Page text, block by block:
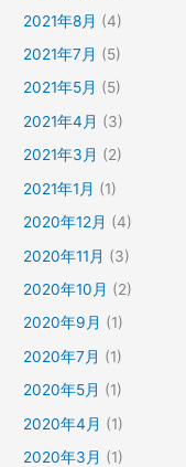
2021年8月 (4)
2021年7月 (5)
2021年5月 (5)
2021年4月 (3)
2021年3月 (2)
2021年1月 (1)
2020年12月 (4)
2020年11月 (3)
2020年10月 (2)
2020年9月 (1)
2020年7月 (1)
2020年5月 (1)
2020年4月 (1)
2020年3月 (1)